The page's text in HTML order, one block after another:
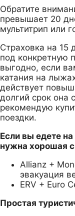
Обратите
превышает 20
мультитрип или
Страховка на 15
под конкретную
выгодно, если
катания на
действует
долгий срок она
рекомендую
поездки.
Если вы едете
нужна хорошая
Allianz +
эвакуация
ERV + Euro
Простая